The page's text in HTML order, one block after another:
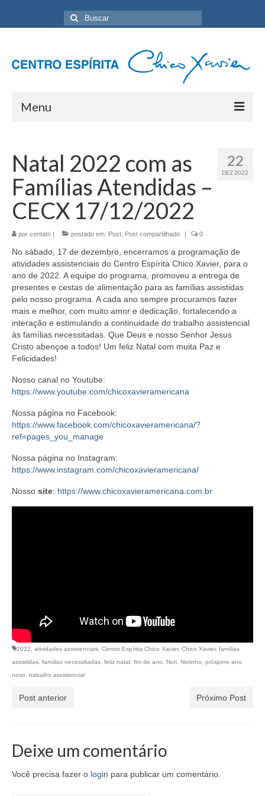
Buscar
por:
Menu
Programação Geral
Sobre nós
Eventos
Artigos
Contato
22
DEZ 2022
Natal 2022 com as
Famílias Atendidas –
CECX 17/12/2022
por contato | postado em: Post Post compartilhado | 0
No sábado, 17 de dezembro, encerramos a programação de
atividades assistenciais do Centro Espírita Chico Xavier, para o
ano de 2022. A equipe do programa, promoveu a entrega de
presentes e cestas de alimentação para as famílias assistidas
pelo nosso programa. A cada ano sempre procuramos fazer
mais e melhor, com muito amor e dedicação, fortalecendo a
interação e estimulando a continuidade do trabalho assistencial
às famílias necessitadas. Que Deus e nosso Senhor Jesus
Cristo abençoe a todos! Um feliz Natal com muita Paz e
Felicidades!
Nosso canal no Youtube:
https://www.youtube.com/chicoxavieramericana
Nossa página no Facebook:
https://www.facebook.com/chicoxavieramericana/?
ref=pages_you_manage
Nossa página no Instagram:
https://www.instagram.com/chicoxavieramericana/
Nosso site: https://www.chicoxavieramericana.com.br
2022, atividades assistenciais, Centro Espírita Chico Xacier, Chico Xavier, famílias
assistidas, famílias necessitadas, feliz natal, fim de ano, Nori, Norinho, próspero ano
novo, trabalho assistencial
Post anterior Próximo Post
Deixe um comentário
Você precisa fazer o login para publicar um comentário.